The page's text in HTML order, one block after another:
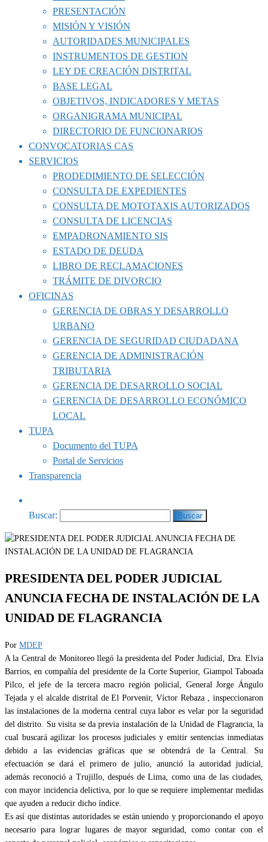
PRESENTACIÓN
MISIÓN Y VISIÓN
AUTORIDADES MUNICIPALES
INSTRUMENTOS DE GESTION
LEY DE CREACIÓN DISTRITAL
BASE LEGAL
OBJETIVOS, INDICADORES Y METAS
ORGANIGRAMA MUNICIPAL
DIRECTORIO DE FUNCIONARIOS
CONVOCATORIAS CAS
SERVICIOS
PRODEDIMIENTO DE SELECCIÓN
CONSULTA DE EXPEDIENTES
CONSULTA DE MOTOTAXIS AUTORIZADOS
CONSULTA DE LICENCIAS
EMPADRONAMIENTO SIS
ESTADO DE DEUDA
LIBRO DE RECLAMACIONES
TRÁMITE DE DIVORCIO
OFICINAS
GERENCIA DE OBRAS Y DESARROLLO
URBANO
GERENCIA DE SEGURIDAD CIUDADANA
GERENCIA DE ADMINISTRACIÓN
TRIBUTARIA
GERENCIA DE DESARROLLO SOCIAL
GERENCIA DE DESARROLLO ECONÓMICO
LOCAL
TUPA
Documento del TUPA
Portal de Servicios
Transparencia
Buscar:
PRESIDENTA DEL PODER JUDICIAL
ANUNCIA FECHA DE INSTALACIÓN DE LA
UNIDAD DE FLAGRANCIA
Por MDEP
A la Central de Monitoreo llegó la presidenta del Poder Judicial, Dra. Elvia
Barrios, en compañía del presidente de la Corte Superior, Giampol Taboada
Pilco, el jefe de la tercera macro región policial, General Jorge Ángulo
Tejada y el alcalde distrital de El Porvenir, Víctor Rebaza , inspeccionaron
las instalaciones de la moderna central cuya labor es velar por la seguridad
del distrito. Su visita se da previa instalación de la Unidad de Flagrancia, la
cual buscará agilizar los procesos judiciales y emitir sentencias inmediatas
debido a las evidencias gráficas que se obtendrá de la Central. Su
efectuación se dará el primero de julio, anunció la autoridad judicial,
además reconoció a Trujillo, después de Lima, como una de las ciudades,
con mayor incidencia delictiva, por lo que se requiere implementar medidas
que ayuden a reducir dicho índice.
Es así que distintas autoridades se están uniendo y proporcionando el apoyo
necesario para lograr lugares de mayor seguridad, como contar con el